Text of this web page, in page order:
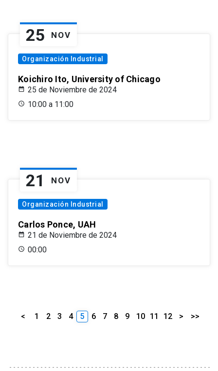
25 NOV
Organización Industrial
Koichiro Ito, University of Chicago
25 de Noviembre de 2024
10:00 a 11:00
21 NOV
Organización Industrial
Carlos Ponce, UAH
21 de Noviembre de 2024
00:00
< 1 2 3 4 5 6 7 8 9 10 11 12 > >>